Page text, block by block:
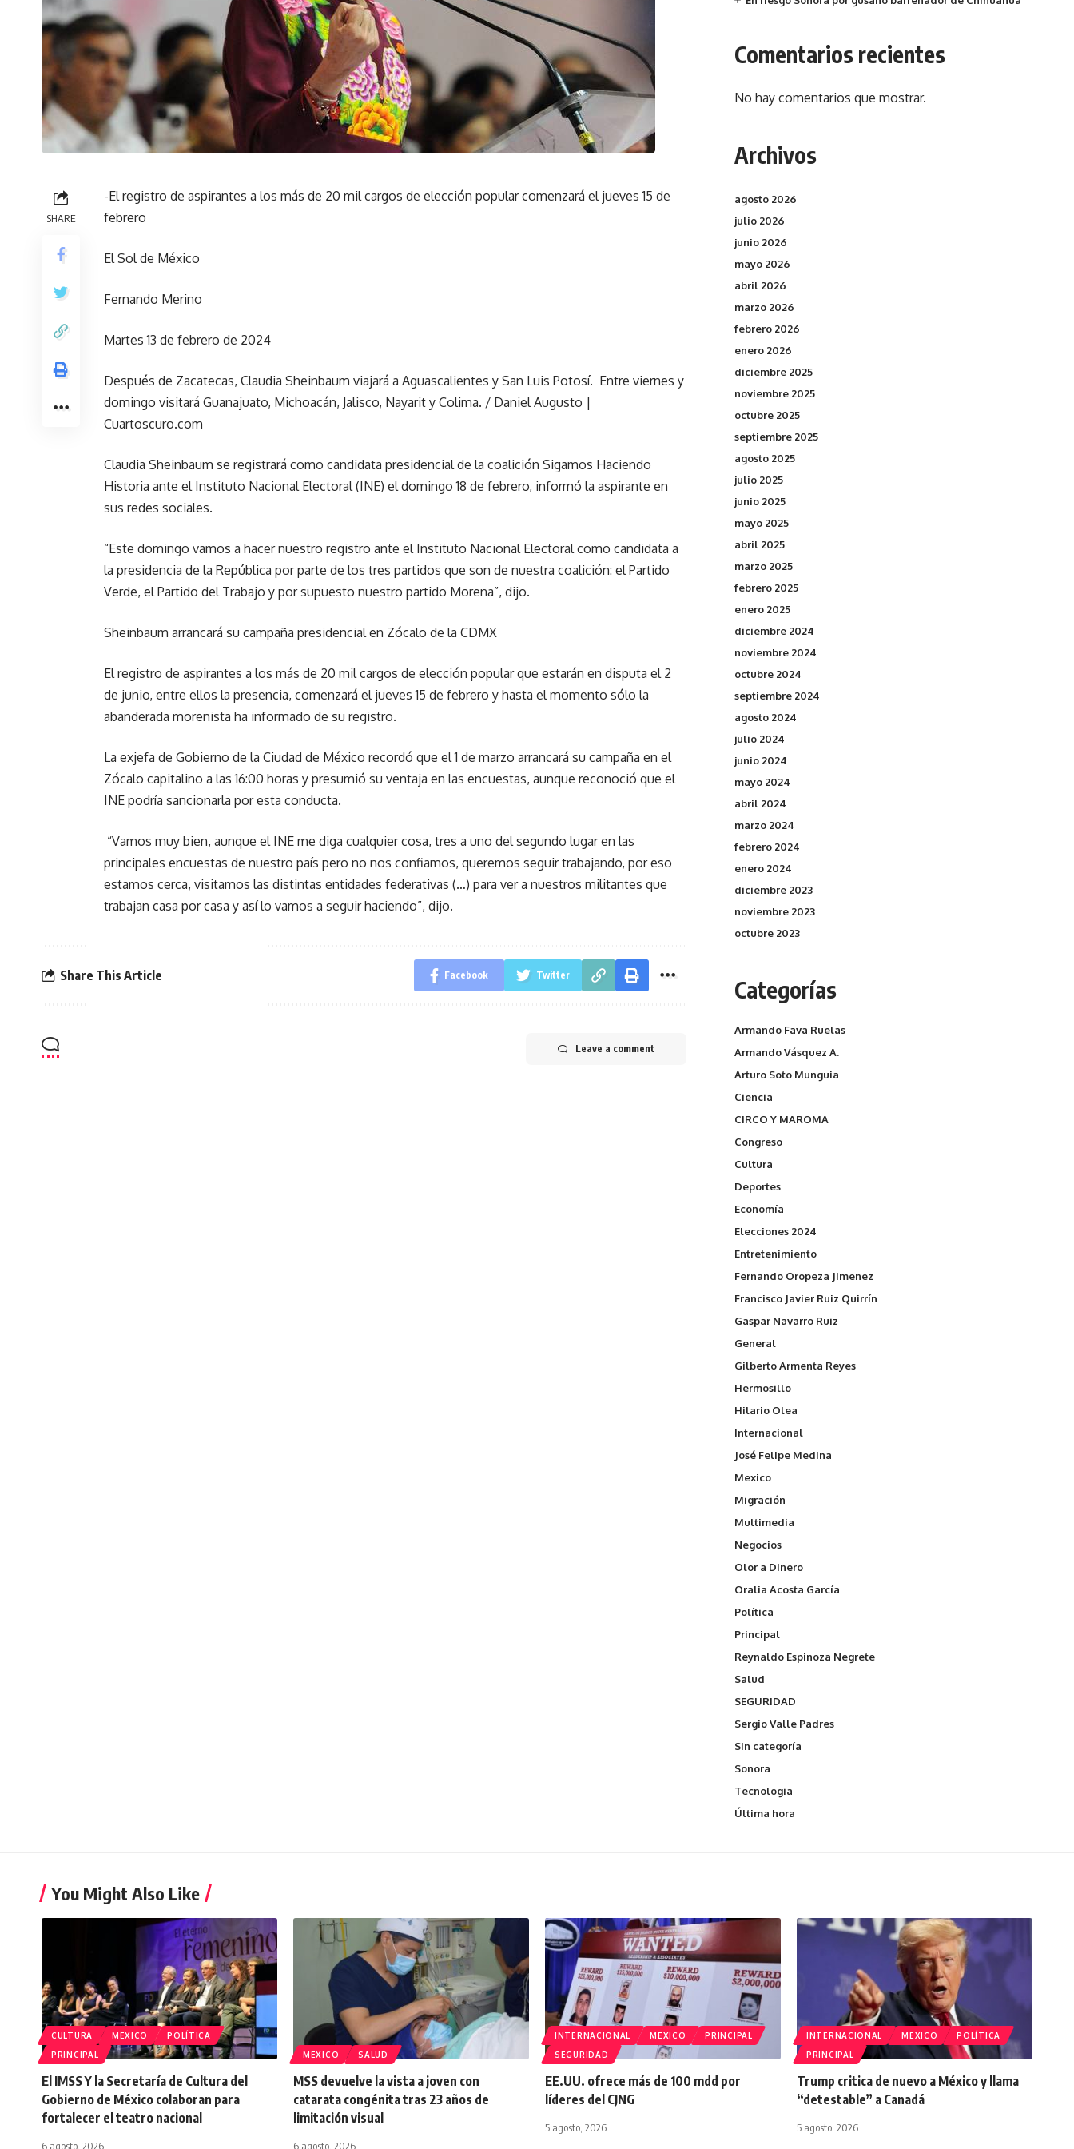
SHARE
-El registro de aspirantes a los más de 20 mil cargos de elección popular comenzará el jueves 15 de
febrero
El Sol de México
Fernando Merino
Martes 13 de febrero de 2024
Después de Zacatecas, Claudia Sheinbaum viajará a Aguascalientes y San Luis Potosí. Entre viernes y
domingo visitará Guanajuato, Michoacán, Jalisco, Nayarit y Colima. / Daniel Augusto |
Cuartoscuro.com
Claudia Sheinbaum se registrará como candidata presidencial de la coalición Sigamos Haciendo
Historia ante el Instituto Nacional Electoral (INE) el domingo 18 de febrero, informó la aspirante en
sus redes sociales.
“Este domingo vamos a hacer nuestro registro ante el Instituto Nacional Electoral como candidata a
la presidencia de la República por parte de los tres partidos que son de nuestra coalición: el Partido
Verde, el Partido del Trabajo y por supuesto nuestro partido Morena”, dijo.
Sheinbaum arrancará su campaña presidencial en Zócalo de la CDMX
El registro de aspirantes a los más de 20 mil cargos de elección popular que estarán en disputa el 2
de junio, entre ellos la presencia, comenzará el jueves 15 de febrero y hasta el momento sólo la
abanderada morenista ha informado de su registro.
La exjefa de Gobierno de la Ciudad de México recordó que el 1 de marzo arrancará su campaña en el
Zócalo capitalino a las 16:00 horas y presumió su ventaja en las encuestas, aunque reconoció que el
INE podría sancionarla por esta conducta.
“Vamos muy bien, aunque el INE me diga cualquier cosa, tres a uno del segundo lugar en las
principales encuestas de nuestro país pero no nos confiamos, queremos seguir trabajando, por eso
estamos cerca, visitamos las distintas entidades federativas (…) para ver a nuestros militantes que
trabajan casa por casa y así lo vamos a seguir haciendo”, dijo.
Share This Article Facebook Twitter
Leave a comment
Comentarios recientes
No hay comentarios que mostrar.
Archivos
agosto 2026
julio 2026
junio 2026
mayo 2026
abril 2026
marzo 2026
febrero 2026
enero 2026
diciembre 2025
noviembre 2025
octubre 2025
septiembre 2025
agosto 2025
julio 2025
junio 2025
mayo 2025
abril 2025
marzo 2025
febrero 2025
enero 2025
diciembre 2024
noviembre 2024
octubre 2024
septiembre 2024
agosto 2024
julio 2024
junio 2024
mayo 2024
abril 2024
marzo 2024
febrero 2024
enero 2024
diciembre 2023
noviembre 2023
octubre 2023
Categorías
Armando Fava Ruelas
Armando Vásquez A.
Arturo Soto Munguia
Ciencia
CIRCO Y MAROMA
Congreso
Cultura
Deportes
Economía
Elecciones 2024
Entretenimiento
Fernando Oropeza Jimenez
Francisco Javier Ruiz Quirrín
Gaspar Navarro Ruiz
General
Gilberto Armenta Reyes
Hermosillo
Hilario Olea
Internacional
José Felipe Medina
Mexico
Migración
Multimedia
Negocios
Olor a Dinero
Oralia Acosta García
Política
Principal
Reynaldo Espinoza Negrete
Salud
SEGURIDAD
Sergio Valle Padres
Sin categoría
Sonora
Tecnologia
Última hora
You Might Also Like
CULTURA MEXICO
POLÍTICA
PRINCIPAL
El IMSS Y la Secretaría de Cultura del
Gobierno de México colaboran para
fortalecer el teatro nacional
6 agosto, 2026
MEXICO SALUD
MSS devuelve la vista a joven con
catarata congénita tras 23 años de
limitación visual
6 agosto, 2026
INTERNACIONAL MEXICO
PRINCIPAL
SEGURIDAD
EE.UU. ofrece más de 100 mdd por
líderes del CJNG
5 agosto, 2026
INTERNACIONAL MEXICO
POLÍTICA
PRINCIPAL
Trump critica de nuevo a México y llama
“detestable” a Canadá
5 agosto, 2026